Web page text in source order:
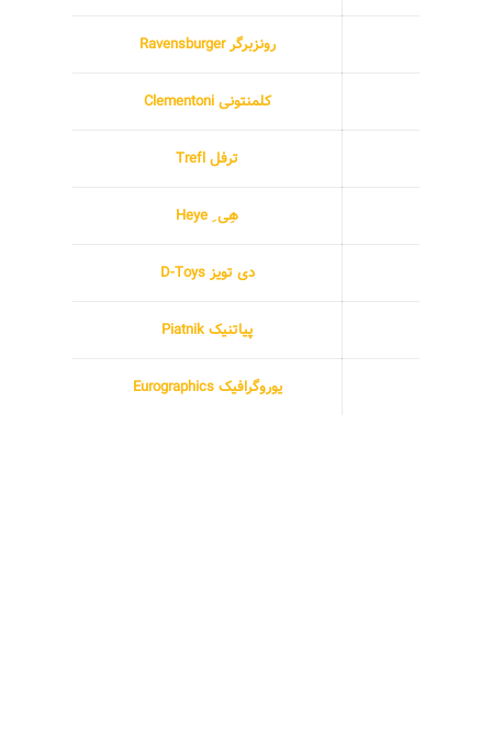
رونزبرگر Ravensburger
کلمنتونی Clementoni
ترفل Trefl
هِی ِ Heye
دی تویز D-Toys
پیاتنیک Piatnik
یوروگرافیک Eurographics